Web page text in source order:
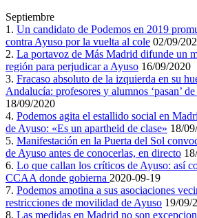
Septiembre
1. Un candidato de Podemos en 2019
contra Ayuso por la vuelta al cole 02/09/
2. La portavoz de Más Madrid difunde un
región para perjudicar a Ayuso 16/09/2020
3. Fracaso absoluto de la izquierda en su
Andalucía: profesores y alumnos ‘pasan’
18/09/2020
4. Podemos agita el estallido social en
de Ayuso: «Es un apartheid de clase» 18/
5. Manifestación en la Puerta del Sol
de Ayuso antes de conocerlas, en directo
6. Lo que callan los críticos de Ayuso: así
CCAA donde gobierna 2020-09-19
7. Podemos amotina a sus asociaciones
restricciones de movilidad de Ayuso 19/09/
8. Las medidas en Madrid no son